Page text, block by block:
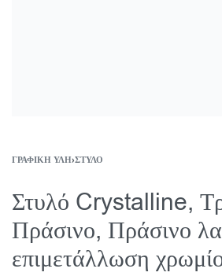
ΓΡΑΦΙΚΉ ΎΛΗ›ΣΤΥΛΌ
Στυλό Crystalline,
Πράσινο, Πράσινο
επιμετάλλωση